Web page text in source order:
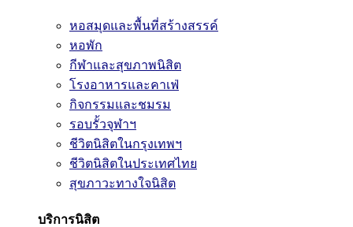
หอสมุดและพื้นที่สร้างสรรค์
หอพัก
กีฬาและสุขภาพนิสิต
โรงอาหารและคาเฟ่
กิจกรรมและชมรม
รอบรั้วจุฬาฯ
ชีวิตนิสิตในกรุงเทพฯ
ชีวิตนิสิตในประเทศไทย
สุขภาวะทางใจนิสิต
บริการนิสิต